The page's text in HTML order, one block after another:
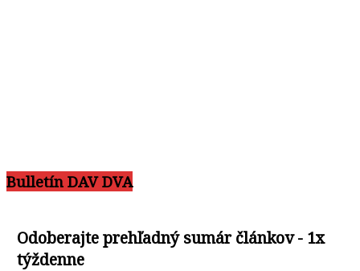
Bulletín DAV DVA
Odoberajte prehľadný sumár článkov - 1x
týždenne